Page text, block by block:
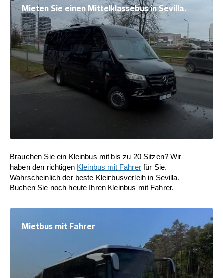
Mieten Sie einen Mittelklassebus in Sevilla.
Brauchen Sie ein Kleinbus mit bis zu 20 Sitzen? Wir
haben den richtigen Kleinbus mit Fahrerfür Sie.
Wahrscheinlich der beste Kleinbusverleih in Sevilla.
Buchen Sie noch heute Ihren Kleinbus mit Fahrer.
Mietbus mit Fahrer